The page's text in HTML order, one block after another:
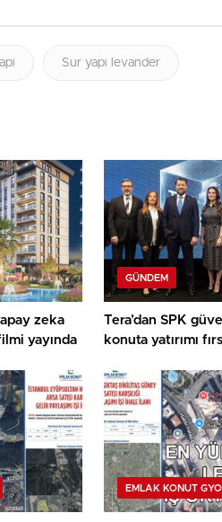
Sur yapı levander
zeka
yayında
GÜNDEM
Tera’dan SPK
konuta yatırımı
EMLAK KONUT GYO